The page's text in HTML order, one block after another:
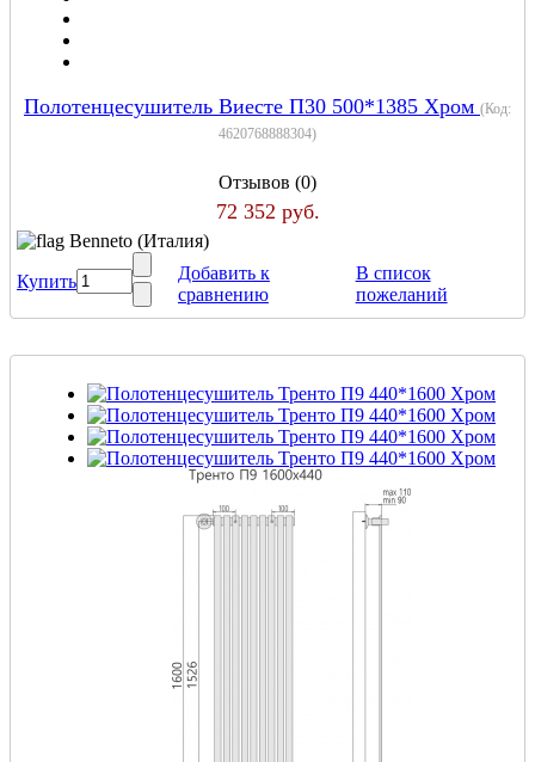
Полотенцесушитель Виесте П30 500*1385 Хром (Код:
4620768888304)
Отзывов (0)
72 352 руб.
Benneto (Италия)
Купить
Добавить к
сравнению
В список
пожеланий